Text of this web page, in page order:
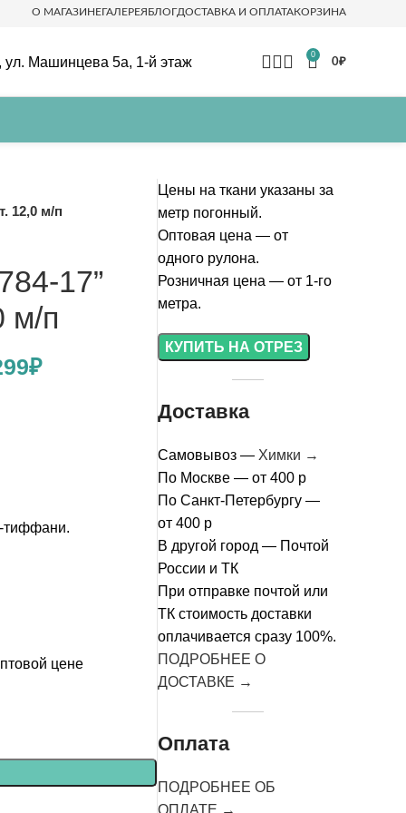
О МАГАЗИНЕГАЛЕРЕЯБЛОГДОСТАВКА И ОПЛАТАКОРЗИНА
ул. Машинцева 5а, 1-й этаж 0
0₽
12,0 м/п
17”
м/п
₽Текущая
тиффани.
цене
Цены на ткани указаны за
метр погонный.
Оптовая цена — от
одного рулона.
Розничная цена — от 1-го
метра.
КУПИТЬ НА ОТРЕЗ
Доставка
Самовывоз — Химки →
По Москве — от 400 р
По Санкт-Петербургу —
от 400 р
В другой город — Почтой
России и ТК
При отправке почтой или
ТК стоимость доставки
оплачивается сразу 100%.
ПОДРОБНЕЕ О
ДОСТАВКЕ →
Оплата
ПОДРОБНЕЕ ОБ
ОПЛАТЕ →